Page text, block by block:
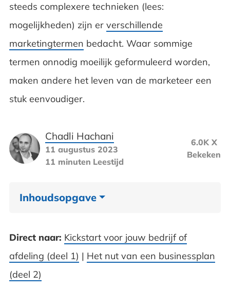
steeds complexere technieken (lees:
mogelijkheden) zijn er verschillende
marketingtermen bedacht. Waar sommige
termen onnodig moeilijk geformuleerd worden,
maken andere het leven van de marketeer een
stuk eenvoudiger.
Chadli Hachani
11 augustus 2023
11 minuten Leestijd
6.0K X
Bekeken
Inhoudsopgave
Waar gaat marketing naartoe
Het brein
Direct naar: Kickstart voor jouw bedrijf of
afdeling (deel 1) | Het nut van een businessplan
(deel 2)